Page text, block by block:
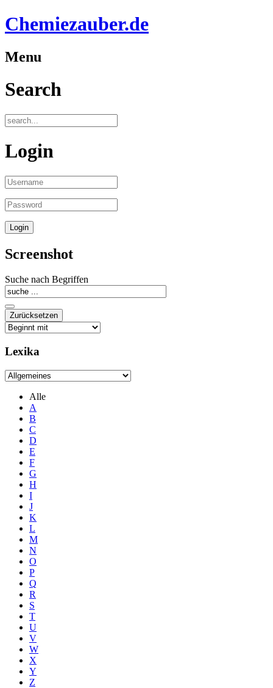
Chemiezauber.de
Menu
Search
Login
Screenshot
Suche nach Begriffen
Lexika
Alle
A
B
C
D
E
F
G
H
I
J
K
L
M
N
O
P
Q
R
S
T
U
V
W
X
Y
Z